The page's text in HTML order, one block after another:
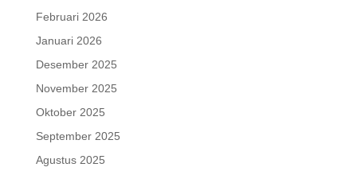
Februari 2026
Januari 2026
Desember 2025
November 2025
Oktober 2025
September 2025
Agustus 2025